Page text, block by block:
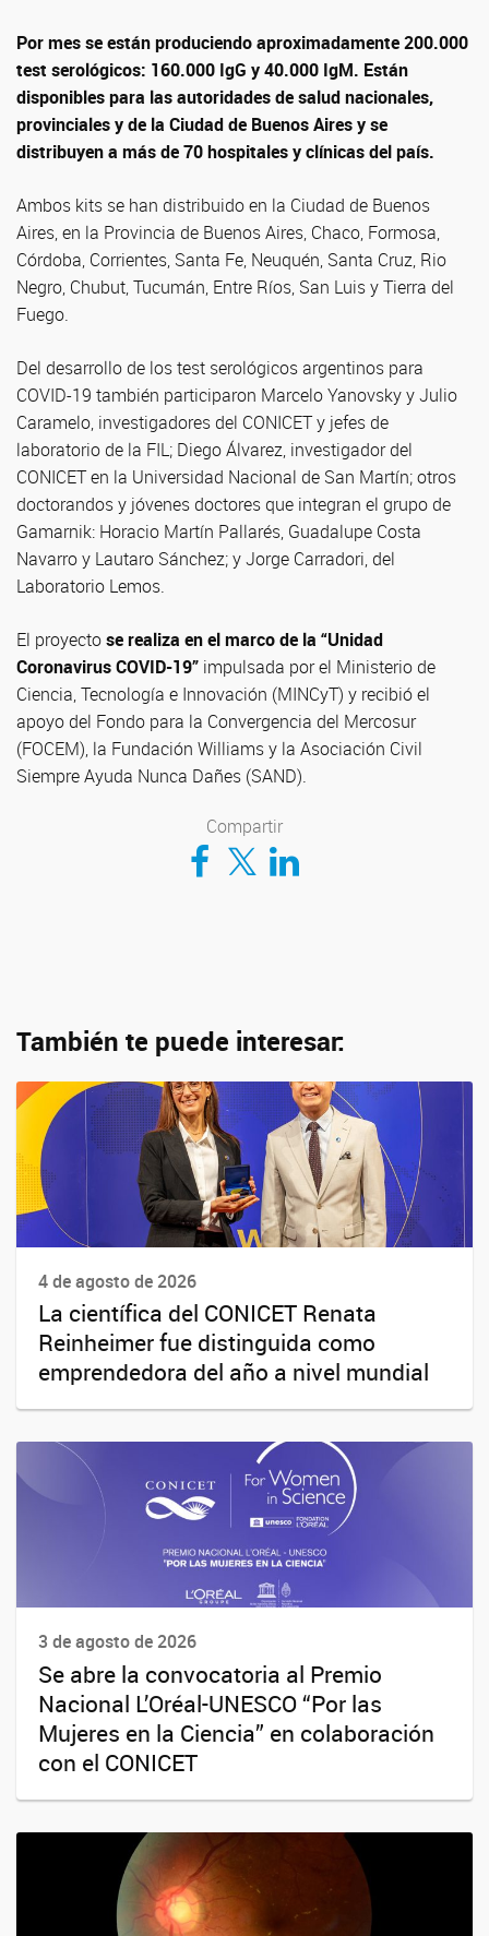
Por mes se están produciendo aproximadamente 200.000
test serológicos: 160.000 IgG y 40.000 IgM. Están
disponibles para las autoridades de salud nacionales,
provinciales y de la Ciudad de Buenos Aires y se
distribuyen a más de 70 hospitales y clínicas del país.
Ambos kits se han distribuido en la Ciudad de Buenos
Aires, en la Provincia de Buenos Aires, Chaco, Formosa,
Córdoba, Corrientes, Santa Fe, Neuquén, Santa Cruz, Rio
Negro, Chubut, Tucumán, Entre Ríos, San Luis y Tierra del
Fuego.
Del desarrollo de los test serológicos argentinos para
COVID-19 también participaron Marcelo Yanovsky y Julio
Caramelo, investigadores del CONICET y jefes de
laboratorio de la FIL; Diego Álvarez, investigador del
CONICET en la Universidad Nacional de San Martín; otros
doctorandos y jóvenes doctores que integran el grupo de
Gamarnik: Horacio Martín Pallarés, Guadalupe Costa
Navarro y Lautaro Sánchez; y Jorge Carradori, del
Laboratorio Lemos.
El proyectose realiza en el marco de la “Unidad
Coronavirus COVID-19” impulsada por el Ministerio de
Ciencia, Tecnología e Innovación (MINCyT) y recibió el
apoyo del Fondo para la Convergencia del Mercosur
(FOCEM), la Fundación Williams y la Asociación Civil
Siempre Ayuda Nunca Dañes (SAND).
Compartir
Compartir en Facebook
Compartir en TwitterCompartir en LinkedIn
También te puede interesar:
4 de agosto de 2026
La científica del CONICET Renata
Reinheimer fue distinguida como
emprendedora del año a nivel mundial
3 de agosto de 2026
Se abre la convocatoria al Premio
Nacional L’Oréal-UNESCO “Por las
Mujeres en la Ciencia” en colaboración
con el CONICET